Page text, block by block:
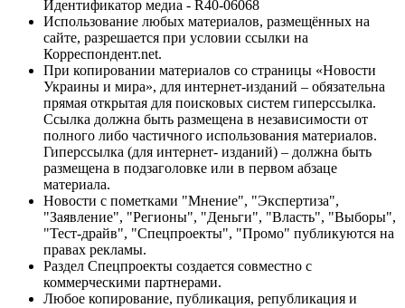
Идентификатор медиа - R40-06068
Использование любых материалов, размещённых на
сайте, разрешается при условии ссылки на
Корреспондент.net.
При копировании материалов со страницы «Новости
Украины и мира», для интернет-изданий – обязательна
прямая открытая для поисковых систем гиперссылка.
Ссылка должна быть размещена в независимости от
полного либо частичного использования материалов.
Гиперссылка (для интернет- изданий) – должна быть
размещена в подзаголовке или в первом абзаце
материала.
Новости с пометками "Мнение", "Экспертиза",
"Заявление", "Регионы", "Деньги", "Власть", "Выборы",
"Тест-драйв", "Спецпроекты", "Промо" публикуются на
правах рекламы.
Раздел Спецпроекты создается совместно с
коммерческими партнерами.
Любое копирование, публикация, републикация и